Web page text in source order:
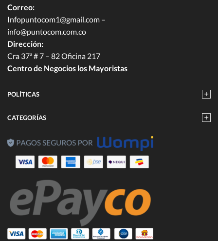
Correo:
Infopuntocom1@gmail.com –
info@puntocom.com.co
Dirección:
Cra 37ª # 7 – 82 Oficina 217
Centro de Negocios los Mayoristas
POLÍTICAS
CATEGORÍAS